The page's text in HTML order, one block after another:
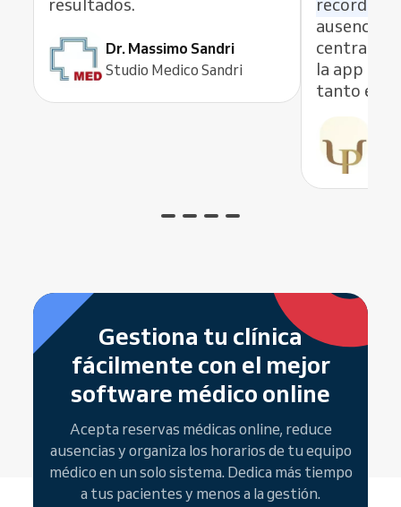
resultados.
Dr. Massimo Sandri
Studio Medico Sandri
centrarme
la app
tanto esté
Gestiona tu clínica
fácilmente con el mejor
software médico online
Acepta reservas médicas online, reduce
ausencias y organiza los horarios de tu equipo
médico en un solo sistema. Dedica más tiempo
a tus pacientes y menos a la gestión.